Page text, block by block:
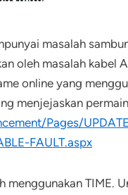
masalah
oleh masalah kabel
online yang
menjejaskan
Pages/
FAULT.aspx
TIME.